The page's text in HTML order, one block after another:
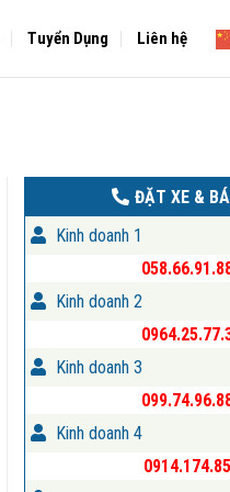
Tuyển Dụng Liên hệ
ĐẶT XE &
Kinh doanh 1
Kinh doanh 2
Kinh doanh 3
Kinh doanh 4